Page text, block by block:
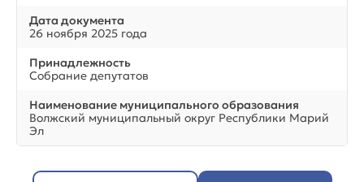
Дата документа
26 ноября 2025 года
Принадлежность
Собрание депутатов
Наименование муниципального образования
Волжский муниципальный округ Республики Марий
Эл